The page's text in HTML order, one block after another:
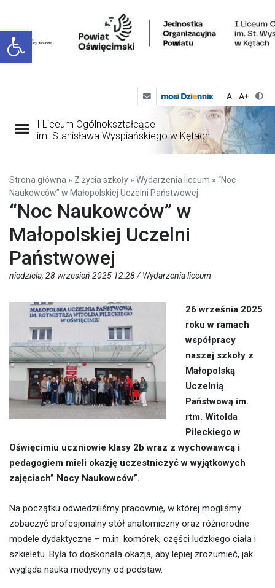
Open toolbar
A A+
I Liceum Ogólnokształcące
im. Stanisława Wyspiańskiego w Kętach
Strona główna » Z życia szkoły » Wydarzenia liceum » “Noc
Naukowców” w Małopolskiej Uczelni Państwowej
“Noc Naukowców” w
Małopolskiej Uczelni
Państwowej
niedziela, 28 wrzesień 2025 12:28 / Wydarzenia liceum
26 września 2025
roku w ramach
współpracy
naszej szkoły z
Małopolską
Uczelnią
Państwową im.
rtm. Witolda
Pileckiego w
Oświęcimiu uczniowie klasy 2b wraz z wychowawcą i
pedagogiem mieli okazję uczestniczyć w wyjątkowych
zajęciach” Nocy Naukowców”.
Na początku odwiedziliśmy pracownię, w której mogliśmy
zobaczyć profesjonalny stół anatomiczny oraz różnorodne
modele dydaktyczne – m.in. komórek, części ludzkiego ciała i
szkieletu. Była to doskonała okazja, aby lepiej zrozumieć, jak
wygląda nauka medycyny od podstaw.